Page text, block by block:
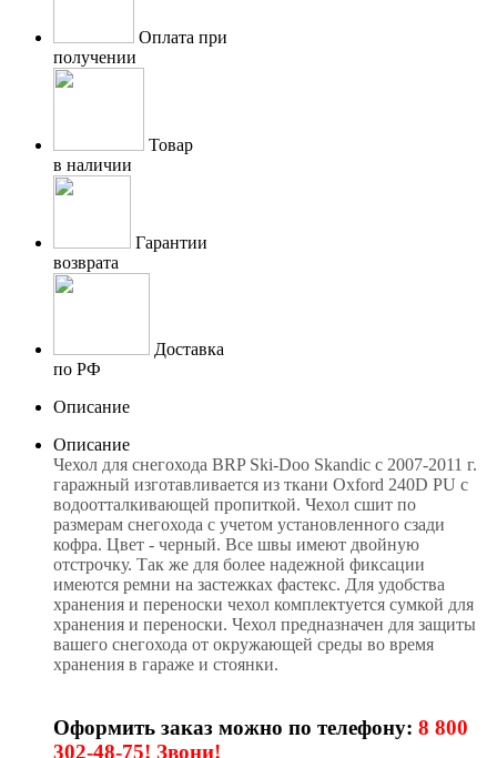
Оплата при
получении
Товар
в наличии
Гарантии
возврата
Доставка
по РФ
Описание
Описание
Чехол для снегохода BRP Ski-Doo Skandic с 2007-2011 г.
гаражный изготавливается из ткани Oxford 240D PU с
водоотталкивающей пропиткой. Чехол сшит по
размерам снегохода с учетом установленного сзади
кофра. Цвет - черный. Все швы имеют двойную
отстрочку. Так же для более надежной фиксации
имеются ремни на застежках фастекс. Для удобства
хранения и переноски чехол комплектуется сумкой для
хранения и переноски. Чехол предназначен для защиты
вашего снегохода от окружающей среды во время
хранения в гараже и стоянки.
Оформить заказ можно по телефону: 8 800
302-48-75! Звони!